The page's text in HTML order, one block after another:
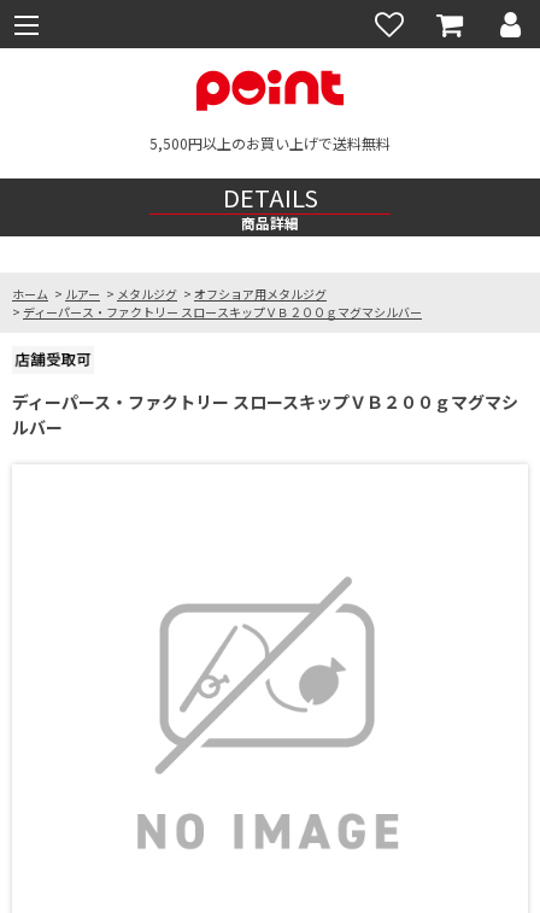
5,500円以上のお買い上げで送料無料
DETAILS
商品詳細
ホーム > ルアー > メタルジグ > オフショア用メタルジグ
> ディーパース・ファクトリー スロースキップＶＢ２００ｇマグマシルバー
ディーパース・ファクトリー スロースキップＶＢ２００ｇマグマシ
ルバー